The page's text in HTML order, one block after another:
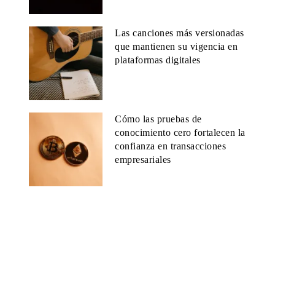
Las canciones más versionadas
que mantienen su vigencia en
plataformas digitales
Cómo las pruebas de
conocimiento cero fortalecen la
confianza en transacciones
empresariales